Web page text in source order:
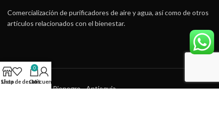
Comercialización de purificadores de aire y agua, así como de otros
artículos relacionados con el bienestar.
Zona Franca Rionegro - Antioquia
Shop
Lista de deseos
0
Cart
Mi cuenta